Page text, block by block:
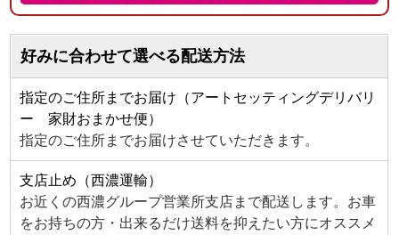
好みに合わせて選べる配送方法
指定のご住所までお届け（アートセッティングデリバリ
ー 家財おまかせ便）
指定のご住所までお届けさせていただきます。
支店止め（西濃運輸）
お近くの西濃グループ営業所支店まで配送します。お車
をお持ちの方・出来るだけ送料を抑えたい方にオススメ